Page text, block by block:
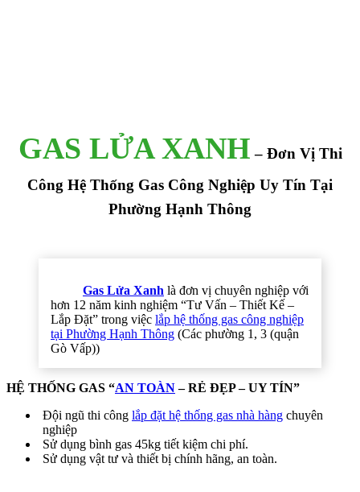
GAS LỬA XANH – Đơn Vị Thi
Công Hệ Thống Gas Công Nghiệp Uy Tín Tại
Phường Hạnh Thông
Gas Lửa Xanh là đơn vị chuyên nghiệp với
hơn 12 năm kinh nghiệm “Tư Vấn – Thiết Kế –
Lắp Đặt” trong việc lắp hệ thống gas công nghiệp
tại Phường Hạnh Thông (Các phường 1, 3 (quận
Gò Vấp))
HỆ THỐNG GAS “AN TOÀN– RẺ ĐẸP – UY TÍN”
Đội ngũ thi công lắp đặt hệ thống gas nhà hàng chuyên
nghiệp
Sử dụng bình gas 45kg tiết kiệm chi phí.
Sử dụng vật tư và thiết bị chính hãng, an toàn.